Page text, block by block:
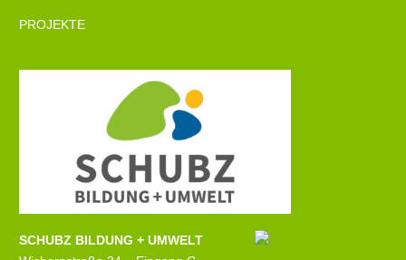
PROJEKTE
SCHUBZ BILDUNG + UMWELT